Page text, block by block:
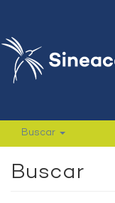
Buscar
Buscar